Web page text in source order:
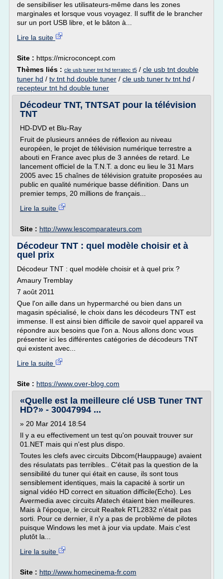
de sensibiliser les utilisateurs-même dans les zones
marginales et lorsque vous voyagez. Il suffit de le brancher
sur un port USB libre, et le bâton à...
Lire la suite
Site : https://microconcept.com
Thèmes liés : cle usb tuner tnt hd terratec t5 / cle usb tnt double
tuner hd / tv tnt hd double tuner / cle usb tuner tv tnt hd /
recepteur tnt hd double tuner
Décodeur TNT, TNTSAT pour la télévision
TNT
HD-DVD et Blu-Ray
Fruit de plusieurs années de réflexion au niveau
européen, le projet de télévision numérique terrestre a
abouti en France avec plus de 3 années de retard. Le
lancement officiel de la T.N.T. a donc eu lieu le 31 Mars
2005 avec 15 chaînes de télévision gratuite proposées au
public en qualité numérique basse définition. Dans un
premier temps, 20 millions de français...
Lire la suite
Site : http://www.lescomparateurs.com
Décodeur TNT : quel modèle choisir et à
quel prix
Décodeur TNT : quel modèle choisir et à quel prix ?
Amaury Tremblay
7 août 2011
Que l'on aille dans un hypermarché ou bien dans un
magasin spécialisé, le choix dans les décodeurs TNT est
immense. Il est ainsi bien difficile de savoir quel appareil va
répondre aux besoins que l'on a. Nous allons donc vous
présenter ici les différentes catégories de décodeurs TNT
qui existent avec...
Lire la suite
Site : https://www.over-blog.com
«Quelle est la meilleure clé USB Tuner TNT
HD?» - 30047994 ...
» 20 Mar 2014 18:54
Il y a eu effectivement un test qu'on pouvait trouver sur
01.NET mais qui n'est plus dispo.
Toutes les clefs avec circuits Dibcom(Hauppauge) avaient
des résulatats pas terribles.. C'était pas la question de la
sensibilité du tuner qui était en cause, ils sont tous
sensiblement identiques, mais la capacité à sortir un
signal vidéo HD correct en situation difficile(Echo). Les
Avermedia avec circuits Afatech étaient bien meilleures.
Mais à l'époque, le circuit Realtek RTL2832 n'était pas
sorti. Pour ce dernier, il n'y a pas de problème de pilotes
puisque Windows les met à jour via update. Mais c'est
plutôt la...
Lire la suite
Site : http://www.homecinema-fr.com